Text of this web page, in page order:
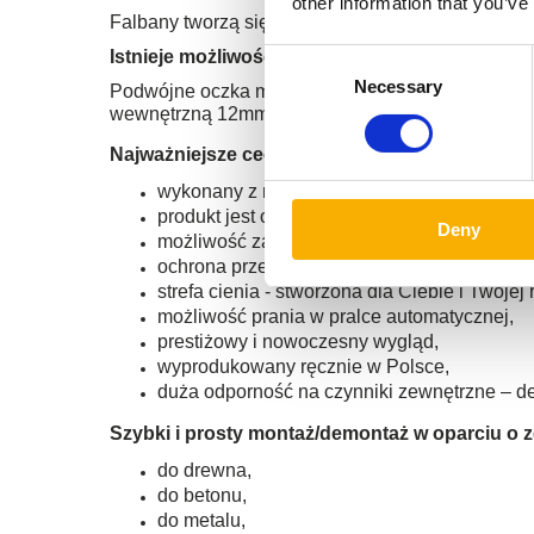
Consent
Selection
Necessary
Deny
Falbany tworzą się podczas zwijania żagla, po
Istnieje możliwość uszycia żagli rozsuwanych
Podwójne oczka montażowe służące do
wewnętrzną 12mm a jego środek przypada 2,5cm
Najważniejsze cechy tego produktu:
wykonany z mocnej tkaniny typu premium
produkt jest obszyty specjalnymi nićmi, a
możliwość zamykania i rozsuwania w
ochrona przed promieniowaniem UV i
strefa cienia - stworzona dla Ciebie i
możliwość prania w pralce automatycznej,
prestiżowy i nowoczesny wygląd,
wyprodukowany ręcznie w Polsce,
duża odporność na czynniki zewnętrzne –
Szybki i prosty montaż/demontaż w oparciu o
do drewna,
do betonu,
do metalu,